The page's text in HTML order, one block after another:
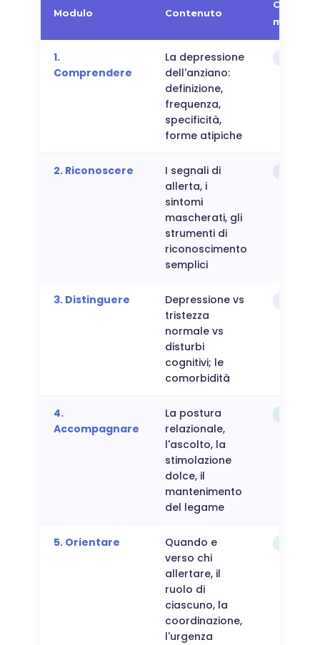
Modulo Contenuto
mirate
1.
Comprendere
La depressione
dell'anziano:
definizione,
frequenza,
specificità,
forme atipiche
2. Riconoscere
I segnali di
allerta, i
sintomi
mascherati, gli
strumenti di
riconoscimento
semplici
3. Distinguere
Depressione vs
tristezza
normale vs
disturbi
cognitivi; le
comorbidità
4.
Accompagnare
La postura
relazionale,
l'ascolto, la
stimolazione
dolce, il
mantenimento
del legame
5. Orientare
Quando e
verso chi
allertare, il
ruolo di
ciascuno, la
coordinazione,
l'urgenza